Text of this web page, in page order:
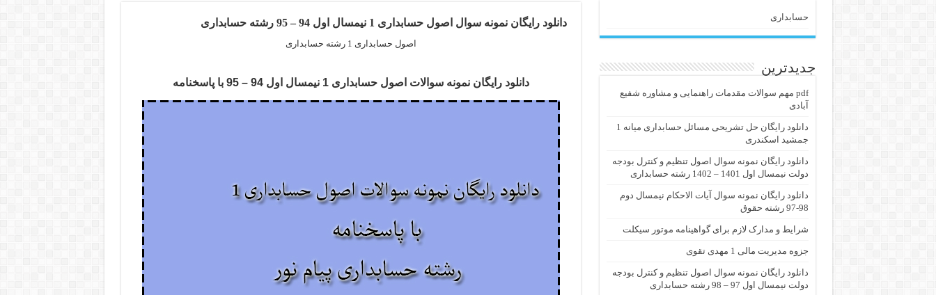
دانلود رایگان نمونه سوال اصول حسابداری 1 نیمسال اول 94 – 95 رشته حسابداری
اصول حسابداری 1 رشته حسابداری
دانلود رایگان نمونه سوالات اصول حسابداری 1 نیمسال اول 94 – 95 با پاسخنامه
حسابداری
جدیدترین
pdf مهم سوالات مقدمات راهنمایی و مشاوره شفیع
آبادی
دانلود رایگان حل تشریحی مسائل حسابداری میانه 1
جمشید اسکندری
دانلود رایگان نمونه سوال اصول تنظیم و کنترل بودجه
دولت نیمسال اول 1401 – 1402 رشته حسابداری
دانلود رایگان نمونه سوال آیات الاحکام نیمسال دوم
98-97 رشته حقوق
شرایط و مدارک لازم برای گواهینامه موتور سیکلت
جزوه مدیریت مالی 1 مهدی تقوی
دانلود رایگان نمونه سوال اصول تنظیم و کنترل بودجه
دولت نیمسال اول 97 – 98 رشته حسابداری